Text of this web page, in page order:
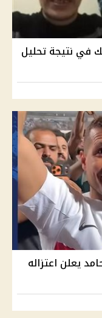
نتيجة تحليل
يعلن اعتزاله